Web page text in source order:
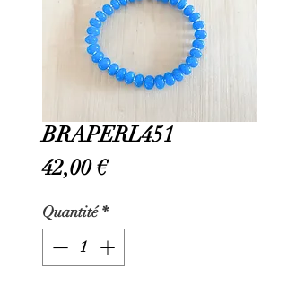
BRAPERL451
42,00 €Prix
Quantité *